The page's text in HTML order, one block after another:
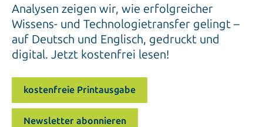
Analysen zeigen wir, wie erfolgreicher
Wissens- und Technologietransfer gelingt –
auf Deutsch und Englisch, gedruckt und
digital. Jetzt kostenfrei lesen!
kostenfreie Printausgabe
Newsletter abonnieren